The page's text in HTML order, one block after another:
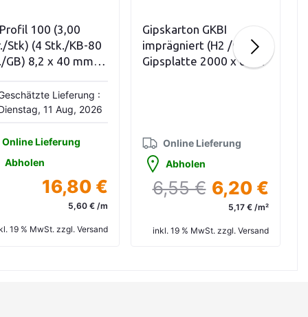
In den Warenkorb
100 (3,00
Stk) (4 Stk./KB-80
GB) 8,2 x 40 mm
Lieferung :
11 Aug, 2026
Online Lieferung
Abholen
16,80 €
5,60 € /m
19 % MwSt. zzgl. Versand
In den Warenkorb
Gipskarton GKBI
imprägniert (H2 /GKBI)
Gipsplatte 2000 x 600 x
Online Lieferung
Abholen
6,55 € 6,20 €
5,17 € /m²
inkl. 19 % MwSt. zzgl. Versand